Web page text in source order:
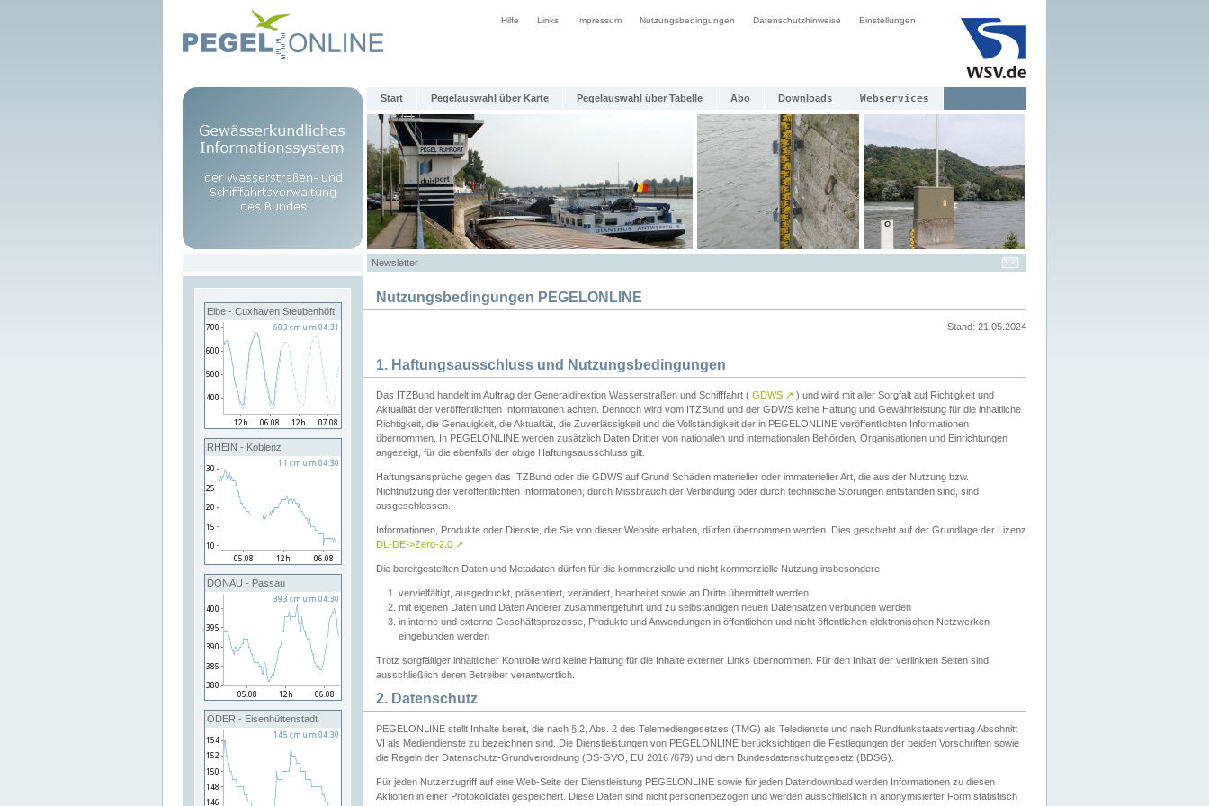
Hilfe Links Impressum Nutzungsbedingungen Datenschutzhinweise Einstellungen
Start Pegelauswahl über Karte Pegelauswahl über Tabelle Abo Downloads Webservices
Newsletter
Elbe - Cuxhaven Steubenhöft
RHEIN - Koblenz
DONAU - Passau
ODER - Eisenhüttenstadt
Nutzungsbedingungen PEGELONLINE
Stand: 21.05.2024
1. Haftungsausschluss und Nutzungsbedingungen
Das ITZBund handelt im Auftrag der Generaldirektion Wasserstraßen und Schifffahrt ( GDWS ↗ ) und wird mit aller Sorgfalt auf Richtigkeit und
Aktualität der veröffentlichten Informationen achten. Dennoch wird vom ITZBund und der GDWS keine Haftung und Gewährleistung für die inhaltliche
Richtigkeit, die Genauigkeit, die Aktualität, die Zuverlässigkeit und die Vollständigkeit der in PEGELONLINE veröffentlichten Informationen
übernommen. In PEGELONLINE werden zusätzlich Daten Dritter von nationalen und internationalen Behörden, Organisationen und Einrichtungen
angezeigt, für die ebenfalls der obige Haftungsausschluss gilt.
Haftungsansprüche gegen das ITZBund oder die GDWS auf Grund Schäden materieller oder immaterieller Art, die aus der Nutzung bzw.
Nichtnutzung der veröffentlichten Informationen, durch Missbrauch der Verbindung oder durch technische Störungen entstanden sind, sind
ausgeschlossen.
Informationen, Produkte oder Dienste, die Sie von dieser Website erhalten, dürfen übernommen werden. Dies geschieht auf der Grundlage der Lizenz
DL-DE->Zero-2.0 ↗
Die bereitgestellten Daten und Metadaten dürfen für die kommerzielle und nicht kommerzielle Nutzung insbesondere
vervielfältigt, ausgedruckt, präsentiert, verändert, bearbeitet sowie an Dritte übermittelt werden
mit eigenen Daten und Daten Anderer zusammengeführt und zu selbständigen neuen Datensätzen verbunden werden
in interne und externe Geschäftsprozesse, Produkte und Anwendungen in öffentlichen und nicht öffentlichen elektronischen Netzwerken
eingebunden werden
Trotz sorgfältiger inhaltlicher Kontrolle wird keine Haftung für die Inhalte externer Links übernommen. Für den Inhalt der verlinkten Seiten sind
ausschließlich deren Betreiber verantwortlich.
2. Datenschutz
PEGELONLINE stellt Inhalte bereit, die nach § 2, Abs. 2 des Telemediengesetzes (TMG) als Teledienste und nach Rundfunkstaatsvertrag Abschnitt
VI als Mediendienste zu bezeichnen sind. Die Dienstleistungen von PEGELONLINE berücksichtigen die Festlegungen der beiden Vorschriften sowie
die Regeln der Datenschutz-Grundverordnung (DS-GVO, EU 2016 /679) und dem Bundesdatenschutzgesetz (BDSG).
Für jeden Nutzerzugriff auf eine Web-Seite der Dienstleistung PEGELONLINE sowie für jeden Datendownload werden Informationen zu diesen
Aktionen in einer Protokolldatei gespeichert. Diese Daten sind nicht personenbezogen und werden ausschließlich in anonymisierter Form statistisch